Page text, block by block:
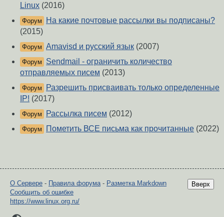
Linux (2016)
Форум
На какие почтовые рассылки вы подписаны?
(2015)
Форум Amavisd и русский язык (2007)
Форум
Sendmail - ограничить количество
отправляемых писем (2013)
Форум
Разрешить присваивать только определенные
IP! (2017)
Форум Рассылка писем (2012)
Форум Пометить ВСЕ письма как прочитанные (2022)
Вверх
О Сервере - Правила форума - Разметка Markdown
Сообщить об ошибке
https://www.linux.org.ru/